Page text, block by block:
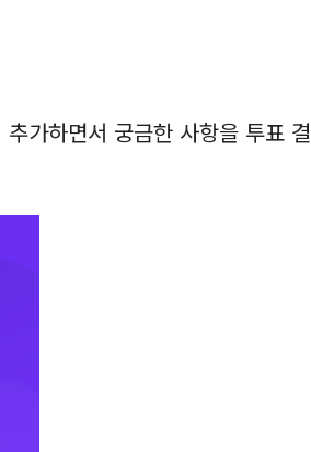
가하면서 궁금한 사항을 투표 결